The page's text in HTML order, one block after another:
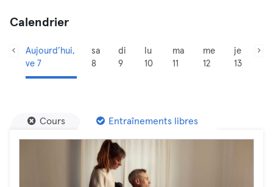
Calendrier
Aujourd’hui,
ve 7
sa
8
di
9
lu
10
ma
11
me
12
je
13
Cours Entraînements libres